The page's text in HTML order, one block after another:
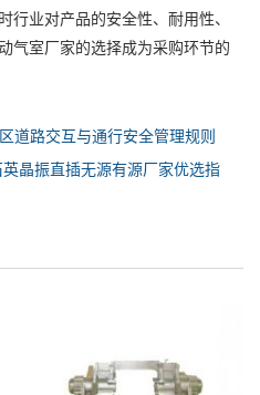
行业对产品的安全性、耐用性、
气室厂家的选择成为采购环节的
道路交互与通行安全管理规则
晶振直插无源有源厂家优选指